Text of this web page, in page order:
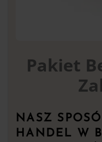
Pakiet
NASZ
HANDEL W